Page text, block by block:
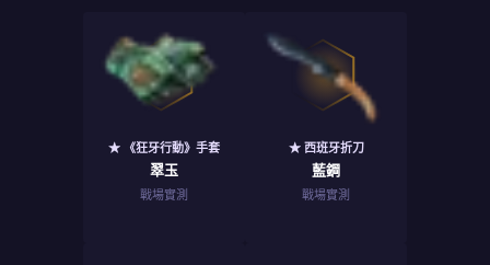
★ 《狂牙行動》手套
翠玉
戰場實測
★ 西班牙折刀
藍鋼
戰場實測